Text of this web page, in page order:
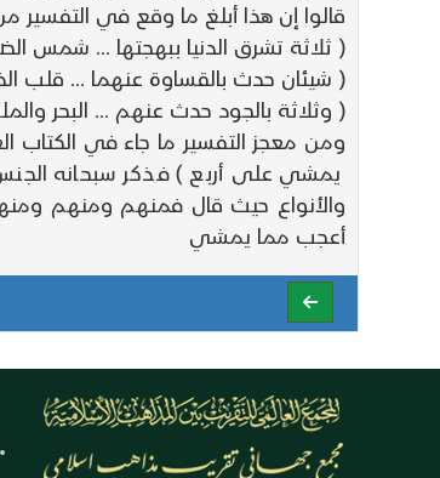
قالوا إن هذا أبلغ ما وقع في
( ثلاثة تشرق الدنيا ببهجتها ...
( شيئان حدث بالقساوة عنهما ... قلب
( وثلاثة بالجود حدث عنهم ... البحر
ومن معجز التفسير ما جاء في
يمشي على أربع ) فذكر سبحانه
والأنواع حيث قال فمنهم ومنهم
أعجب مما يمشي